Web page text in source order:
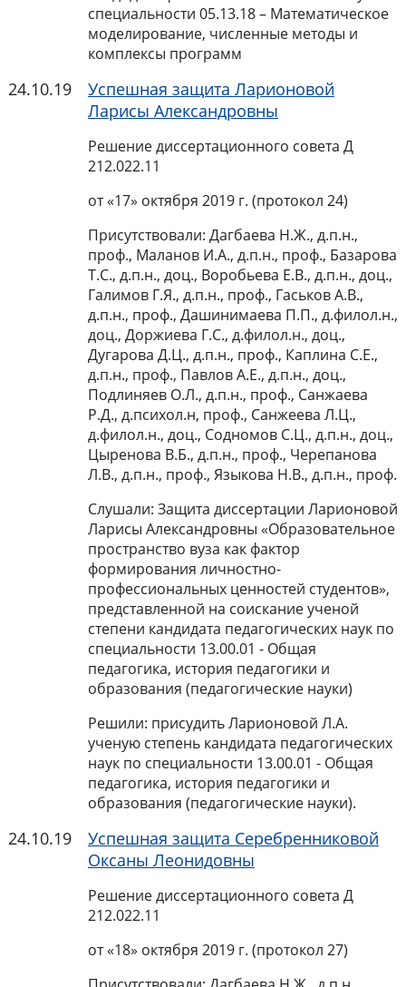
специальности 05.13.18 – Математическое
моделирование, численные методы и
комплексы программ
24.10.19
Успешная защита Ларионовой
Ларисы Александровны
Решение диссертационного совета Д
212.022.11
от «17» октября 2019 г. (протокол 24)
Присутствовали: Дагбаева Н.Ж., д.п.н.,
проф., Маланов И.А., д.п.н., проф., Базарова
Т.С., д.п.н., доц., Воробьева Е.В., д.п.н., доц.,
Галимов Г.Я., д.п.н., проф., Гаськов А.В.,
д.п.н., проф., Дашинимаева П.П., д.филол.н.,
доц., Доржиева Г.С., д.филол.н., доц.,
Дугарова Д.Ц., д.п.н., проф., Каплина С.Е.,
д.п.н., проф., Павлов А.Е., д.п.н., доц.,
Подлиняев О.Л., д.п.н., проф., Санжаева
Р.Д., д.психол.н, проф., Санжеева Л.Ц.,
д.филол.н., доц., Содномов С.Ц., д.п.н., доц.,
Цыренова В.Б., д.п.н., проф., Черепанова
Л.В., д.п.н., проф., Языкова Н.В., д.п.н., проф.
Слушали: Защита диссертации Ларионовой
Ларисы Александровны «Образовательное
пространство вуза как фактор
формирования личностно-
профессиональных ценностей студентов»,
представленной на соискание ученой
степени кандидата педагогических наук по
специальности 13.00.01 - Общая
педагогика, история педагогики и
образования (педагогические науки)
Решили: присудить Ларионовой Л.А.
ученую степень кандидата педагогических
наук по специальности 13.00.01 - Общая
педагогика, история педагогики и
образования (педагогические науки).
24.10.19
Успешная защита Серебренниковой
Оксаны Леонидовны
Решение диссертационного совета Д
212.022.11
от «18» октября 2019 г. (протокол 27)